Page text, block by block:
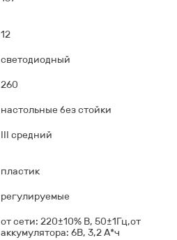
12
светодиодный
260
настольные без стойки
III средний
пластик
регулируемые
от сети: 220±10% В, 50±1Гц,от
аккумулятора: 6В, 3,2 А*ч